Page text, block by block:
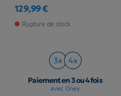
Prix
129,99 €
Rupture de stock
Paiement en 3 ou 4 fois
avec Oney